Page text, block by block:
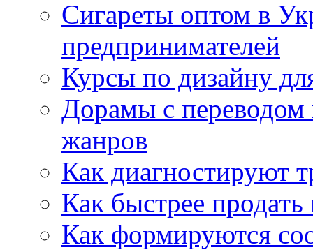
Сигареты оптом в
предпринимателей
Курсы по дизайну
Дорамы с переводом
жанров
Как диагностируют
Как быстрее
Как формируются